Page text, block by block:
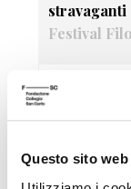
Questo sito
stravaganti
Festival
21/09/
Festival